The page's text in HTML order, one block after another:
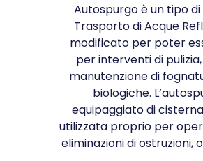
Autospurgo è un tipo di
Trasporto di Acque
modificato per poter
per interventi di
manutenzione di
biologiche.
equipaggiato di
utilizzata proprio per
eliminazioni di